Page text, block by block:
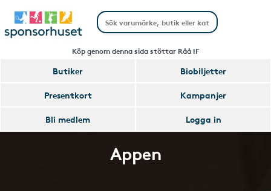
Köp genom denna sida stöttar Råå IF
Butiker
Biobiljetter
Presentkort
Kampanjer
Bli medlem
Logga in
Appen